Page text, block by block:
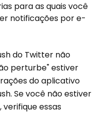
para as quais você
notificações por e-
do Twitter não
perturbe" estiver
do aplicativo
Se você não estiver
essas